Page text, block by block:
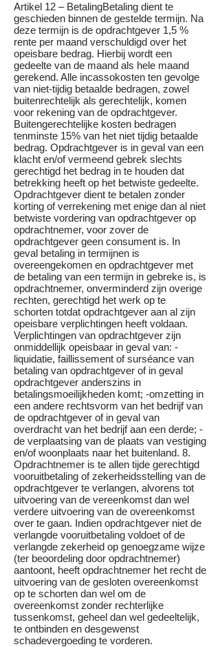
Artikel 12 – BetalingBetaling dient te
geschieden binnen de gestelde termijn. Na
deze termijn is de opdrachtgever 1,5 %
rente per maand verschuldigd over het
opeisbare bedrag. Hierbij wordt een
gedeelte van de maand als hele maand
gerekend. Alle incassokosten ten gevolge
van niet-tijdig betaalde bedragen, zowel
buitenrechtelijk als gerechtelijk, komen
voor rekening van de opdrachtgever.
Buitengerechtelijke kosten bedragen
tenminste 15% van het niet tijdig betaalde
bedrag. Opdrachtgever is in geval van een
klacht en/of vermeend gebrek slechts
gerechtigd het bedrag in te houden dat
betrekking heeft op het betwiste gedeelte.
Opdrachtgever dient te betalen zonder
korting of verrekening met enige dan al niet
betwiste vordering van opdrachtgever op
opdrachtnemer, voor zover de
opdrachtgever geen consument is. In
geval betaling in termijnen is
overeengekomen en opdrachtgever met
de betaling van een termijn in gebreke is, is
opdrachtnemer, onverminderd zijn overige
rechten, gerechtigd het werk op te
schorten totdat opdrachtgever aan al zijn
opeisbare verplichtingen heeft voldaan.
Verplichtingen van opdrachtgever zijn
onmiddellijk opeisbaar in geval van: -
liquidatie, faillissement of surséance van
betaling van opdrachtgever of in geval
opdrachtgever anderszins in
betalingsmoeilijkheden komt; -omzetting in
een andere rechtsvorm van het bedrijf van
de opdrachtgever of in geval van
overdracht van het bedrijf aan een derde; -
de verplaatsing van de plaats van vestiging
en/of woonplaats naar het buitenland. 8.
Opdrachtnemer is te allen tijde gerechtigd
vooruitbetaling of zekerheidsstelling van de
opdrachtgever te verlangen, alvorens tot
uitvoering van de vereenkomst dan wel
verdere uitvoering van de overeenkomst
over te gaan. Indien opdrachtgever niet de
verlangde vooruitbetaling voldoet of de
verlangde zekerheid op genoegzame wijze
(ter beoordeling door opdrachtnemer)
aantoont, heeft opdrachtnemer het recht de
uitvoering van de gesloten overeenkomst
op te schorten dan wel om de
overeenkomst zonder rechterlijke
tussenkomst, geheel dan wel gedeeltelijk,
te ontbinden en desgewenst
schadevergoeding te vorderen.